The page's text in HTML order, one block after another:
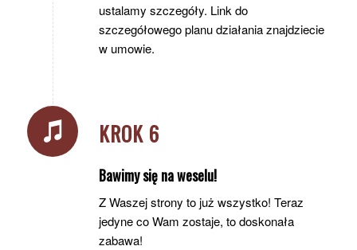
ustalamy szczegóły. Link do
szczegółowego planu działania znajdziecie
w umowie.
KROK 6
Bawimy się na weselu!
Z Waszej strony to już wszystko! Teraz
jedyne co Wam zostaje, to doskonała
zabawa!